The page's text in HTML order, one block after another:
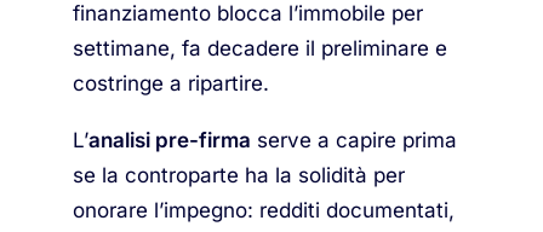
finanziamento blocca l’immobile per
settimane, fa decadere il preliminare e
costringe a ripartire.
L’analisi pre-firma serve a capire prima
se la controparte ha la solidità per
onorare l’impegno: redditi documentati,